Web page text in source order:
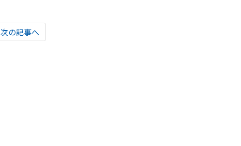
次の記事へ